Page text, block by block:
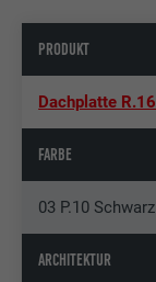
PRODUKT
Dachplatte R.16
FARBE
03 P.10 Schwarz
ARCHITEKTUR